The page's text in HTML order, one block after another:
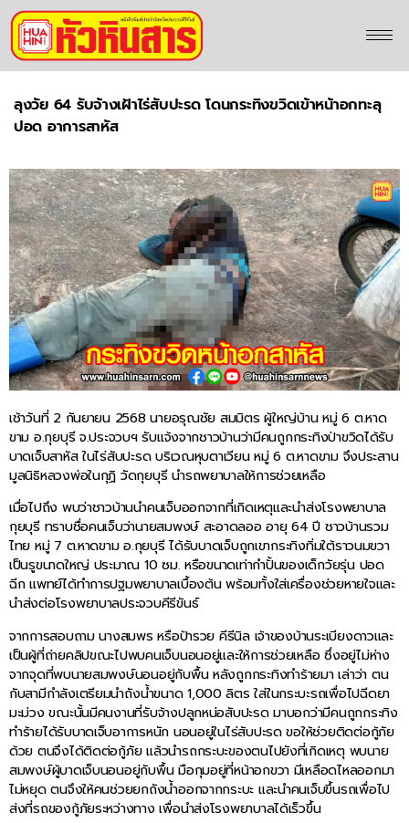
ลุงวัย 64 รับจ้างเฝ้าไร่สับปะรด โดนกระทิงขวิดเข้าหน้าอกทะลุ
ปอด อาการสาหัส
เช้าวันที่ 2 กันยายน 2568 นายอรุณชัย สมมิตร ผู้ใหญ่บ้าน หมู่ 6 ต.หาด
ขาม อ.กุยบุรี จ.ประจวบฯ รับแจ้งจากชาวบ้านว่ามีคนถูกกระทิงป่าขวิดได้รับ
บาดเจ็บสาหัส ในไร่สับปะรด บริเวณหุบตาเวียน หมู่ 6 ต.หาดขาม จึงประสาน
มูลนิธิหลวงพ่อในกุฏิ วัดกุยบุรี นำรถพยาบาลให้การช่วยเหลือ
เมื่อไปถึง พบว่าชาวบ้านนำคนเจ็บออกจากที่เกิดเหตุและนำส่งโรงพยาบาล
กุยบุรี ทราบชื่อคนเจ็บว่านายสมพงษ์ สะอาดลออ อายุ 64 ปี ชาวบ้านรวม
ไทย หมู่ 7 ต.หาดขาม อ.กุยบุรี ได้รับบาดเจ็บถูกเขากระทิงทิ่มใต้ราวนมขวา
เป็นรูขนาดใหญ่ ประมาณ 10 ซม. หรือขนาดเท่ากำปั้นของเด็กวัยรุ่น ปอด
ฉีก แพทย์ได้ทำการปฐมพยาบาลเบื้องต้น พร้อมทั้งใส่เครื่องช่วยหายใจและ
นำส่งต่อโรงพยาบาลประจวบคีรีขันธ์
จากการสอบถาม นางสมพร หรือป้ารวย คีรีนิล เจ้าของบ้านระเบียงดาวและ
เป็นผู้ที่ถ่ายคลิปขณะไปพบคนเจ็บนอนอยู่และให้การช่วยเหลือ ซึ่งอยู่ไม่ห่าง
จากจุดที่พบนายสมพงษ์นอนอยู่กับพื้น หลังถูกกระทิงทำร้ายมา เล่าว่า ตน
กับสามีกำลังเตรียมนำถังน้ำขนาด 1,000 ลิตร ใส่ในกระบะรถเพื่อไปฉีดยา
มะม่วง ขณะนั้นมีคนงานที่รับจ้างปลูกหน่อสับปะรด มาบอกว่ามีคนถูกกระทิง
ทำร้ายได้รับบาดเจ็บอาการหนัก นอนอยู่ในไร่สับปะรด ขอให้ช่วยติดต่อกู้ภัย
ด้วย ตนจึงได้ติดต่อกู้ภัย แล้วนำรถกระบะของตนไปยังที่เกิดเหตุ พบนาย
สมพงษ์ผู้บาดเจ็บนอนอยู่กับพื้น มือกุมอยู่ที่หน้าอกขวา มีเหลือดไหลออกมา
ไม่หยุด ตนจึงให้คนช่วยยกถังน้ำออกจากกระบะ และนำคนเจ็บขึ้นรถเพื่อไป
ส่งที่รถของกู้ภัยระหว่างทาง เพื่อนำส่งโรงพยาบาลได้เร็วขึ้น